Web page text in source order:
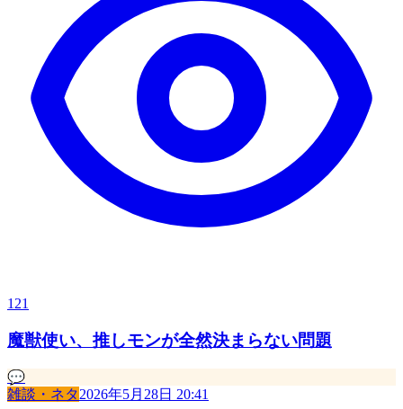
121
魔獣使い、推しモンが全然決まらない問題
💬
雑談・ネタ2026年5月28日 20:41